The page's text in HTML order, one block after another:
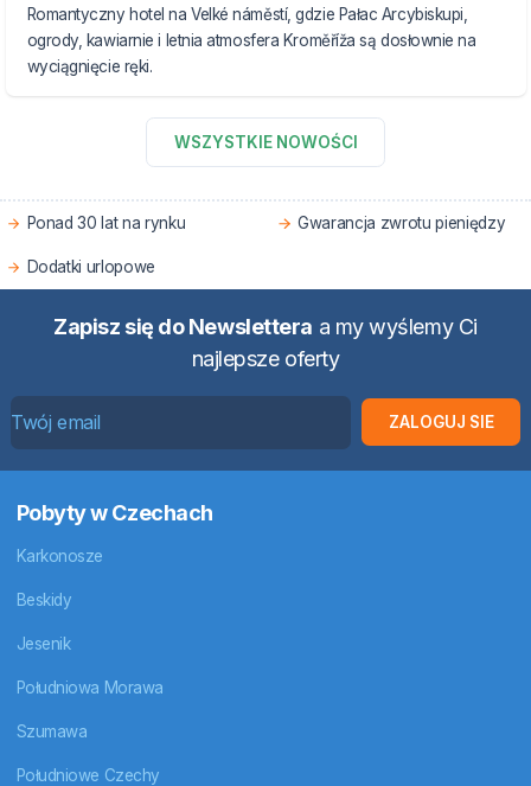
Romantyczny hotel na Velké náměstí, gdzie Pałac Arcybiskupi,
ogrody, kawiarnie i letnia atmosfera Kroměříža są dosłownie na
wyciągnięcie ręki.
WSZYSTKIE NOWOŚCI
Ponad 30 lat na rynku Gwarancja zwrotu pieniędzy
Dodatki urlopowe
Zapisz się do Newslettera a my wyślemy Ci
najlepsze oferty
ZALOGUJ SIE
Pobyty w Czechach
Karkonosze
Beskidy
Jesenik
Południowa Morawa
Szumawa
Południowe Czechy